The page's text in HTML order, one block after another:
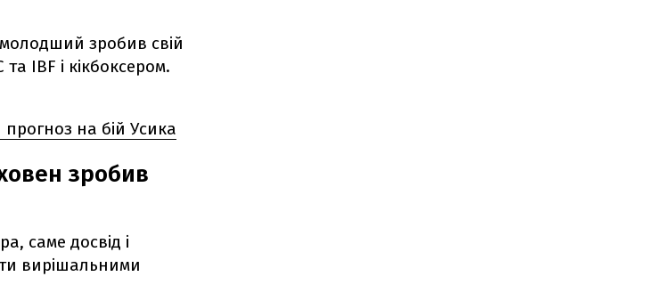
молодший зробив свій
IBF і кікбоксером.
на бій Усика
зробив
саме досвід і
вирішальними